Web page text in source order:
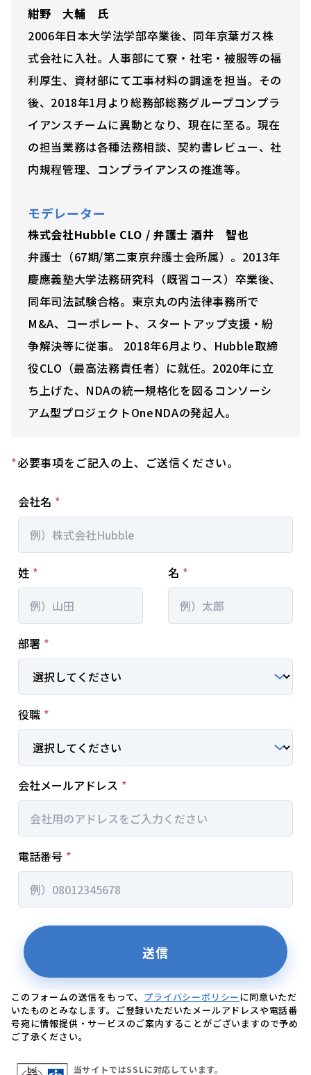
紺野 大輔 氏
2006年日本大学法学部卒業後、同年京葉ガス株
式会社に入社。人事部にて寮・社宅・被服等の福
利厚生、資材部にて工事材料の調達を担当。その
後、2018年1月より総務部総務グループコンプラ
イアンスチームに異動となり、現在に至る。現在
の担当業務は各種法務相談、契約書レビュー、社
内規程管理、コンプライアンスの推進等。
モデレーター
株式会社Hubble CLO / 弁護士 酒井 智也
弁護士（67期/第二東京弁護士会所属）。2013年
慶應義塾⼤学法務研究科（既習コース）卒業後、
同年司法試験合格。東京丸の内法律事務所で
M&A、コーポレート、スタートアップ支援・紛
争解決等に従事。 2018年6⽉より、Hubble取締
役CLO（最高法務責任者）に就任。2020年に立
ち上げた、NDAの統一規格化を図るコンソーシ
アム型プロジェクトOneNDAの発起人。
*必要事項をご記入の上、ご送信ください。
このフォームの送信をもって、 プライバシーポリシーに同意いただ
いたものとみなします。ご登録いただいたメールアドレスや電話番
号宛に情報提供・サービスのご案内することがございますので予め
ご了承ください。
当サイトではSSLに対応しています。